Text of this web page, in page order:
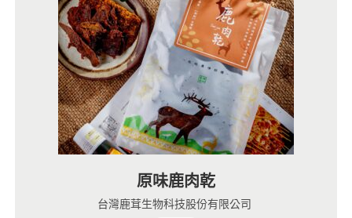
原味鹿肉乾
台灣鹿茸生物科技股份有限公司